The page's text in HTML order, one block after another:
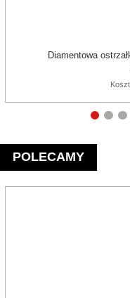
Diamentowa
POLECAMY